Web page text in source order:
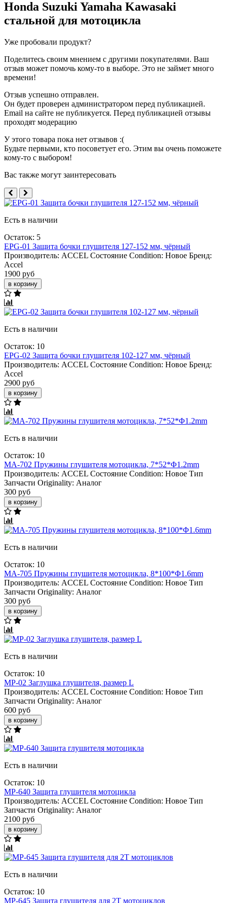
Honda Suzuki Yamaha Kawasaki
стальной для мотоцикла
Уже пробовали продукт?
Поделитесь своим мнением с другими покупателями. Ваш
отзыв может помочь кому-то в выборе. Это не займет много
времени!
Отзыв успешно отправлен.
Он будет проверен администратором перед публикацией.
Email на сайте не публикуется. Перед публикацией отзывы
проходят модерацию
У этого товара пока нет отзывов :(
Будьте первыми, кто посоветует его. Этим вы очень поможете
кому-то с выбором!
Вас также могут заинтересовать
Есть в наличии
Остаток: 5
EPG-01 Защита бочки глушителя 127-152 мм, чёрный
Производитель: ACCEL Состояние Condition: Новое Бренд:
Accel
1900 руб
в корзину
Есть в наличии
Остаток: 10
EPG-02 Защита бочки глушителя 102-127 мм, чёрный
Производитель: ACCEL Состояние Condition: Новое Бренд:
Accel
2900 руб
в корзину
Есть в наличии
Остаток: 10
MA-702 Пружины глушителя мотоцикла, 7*52*Φ1.2mm
Производитель: ACCEL Состояние Condition: Новое Тип
Запчасти Originality: Аналог
300 руб
в корзину
Есть в наличии
Остаток: 10
MA-705 Пружины глушителя мотоцикла, 8*100*Φ1.6mm
Производитель: ACCEL Состояние Condition: Новое Тип
Запчасти Originality: Аналог
300 руб
в корзину
Есть в наличии
Остаток: 10
MP-02 Заглушка глушителя, размер L
Производитель: ACCEL Состояние Condition: Новое Тип
Запчасти Originality: Аналог
600 руб
в корзину
Есть в наличии
Остаток: 10
MP-640 Защита глушителя мотоцикла
Производитель: ACCEL Состояние Condition: Новое Тип
Запчасти Originality: Аналог
2100 руб
в корзину
Есть в наличии
Остаток: 10
MP-645 Защита глушителя для 2Т мотоциклов